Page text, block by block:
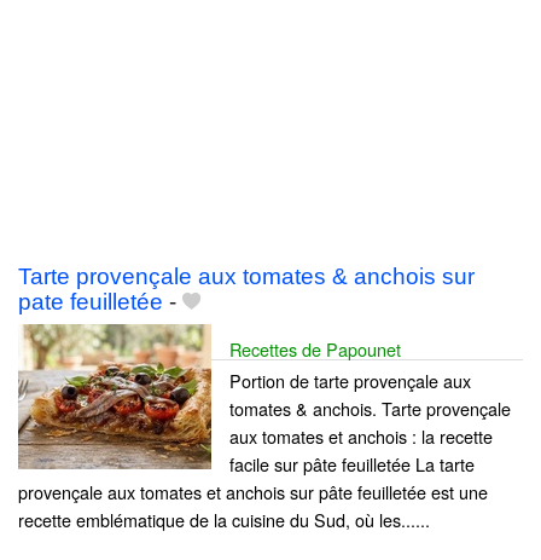
Tarte provençale aux tomates & anchois sur
pate feuilletée -
Recettes de Papounet
Portion de tarte provençale aux
tomates & anchois. Tarte provençale
aux tomates et anchois : la recette
facile sur pâte feuilletée La tarte
provençale aux tomates et anchois sur pâte feuilletée est une
recette emblématique de la cuisine du Sud, où les......